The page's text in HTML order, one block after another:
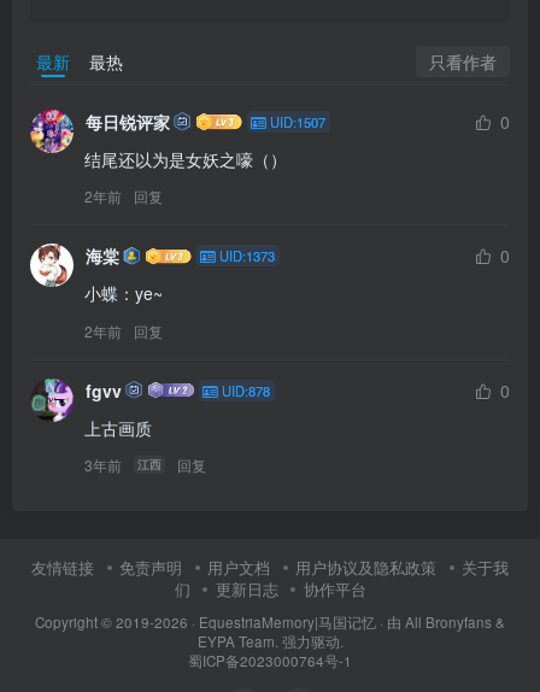
最新 最热 只看作者
每日锐评家 UID:1507
0
结尾还以为是女妖之嚎（）
2年前 回复
海棠 UID:1373
0
小蝶：ye~
2年前 回复
fgvv UID:878
0
上古画质
3年前 江西 回复
友情链接 免责声明 用户文档 用户协议及隐私政策
关于我
们
更新日志 协作平台
Copyright © 2019-2026 · EquestriaMemory|马国记忆 · 由 All Bronyfans &
EYPA Team. 强力驱动.
蜀ICP备2023000764号-1